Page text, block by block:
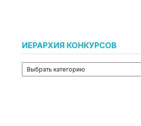
ИЕРАРХИЯ КОНКУРСОВ